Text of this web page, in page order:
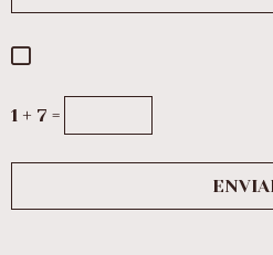
1 + 7 =